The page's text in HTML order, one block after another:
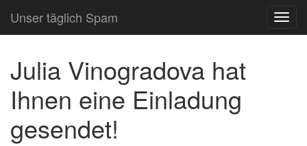
Unser täglich Spam
Julia Vinogradova hat
Ihnen eine Einladung
gesendet!